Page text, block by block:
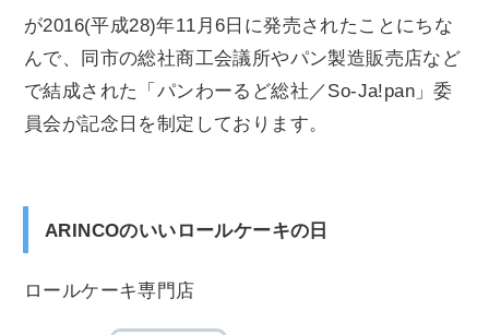
が2016(平成28)年11月6日に発売されたことにちな
んで、同市の総社商工会議所やパン製造販売店など
で結成された「パンわーるど総社／So-Ja!pan」委
員会が記念日を制定しております。
ARINCOのいいロールケーキの日
ロールケーキ専門店